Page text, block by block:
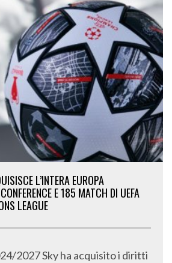
L’INTERA EUROPA
E 185 MATCH DI UEFA
LEAGUE
2027 Sky ha acquisito i diritti